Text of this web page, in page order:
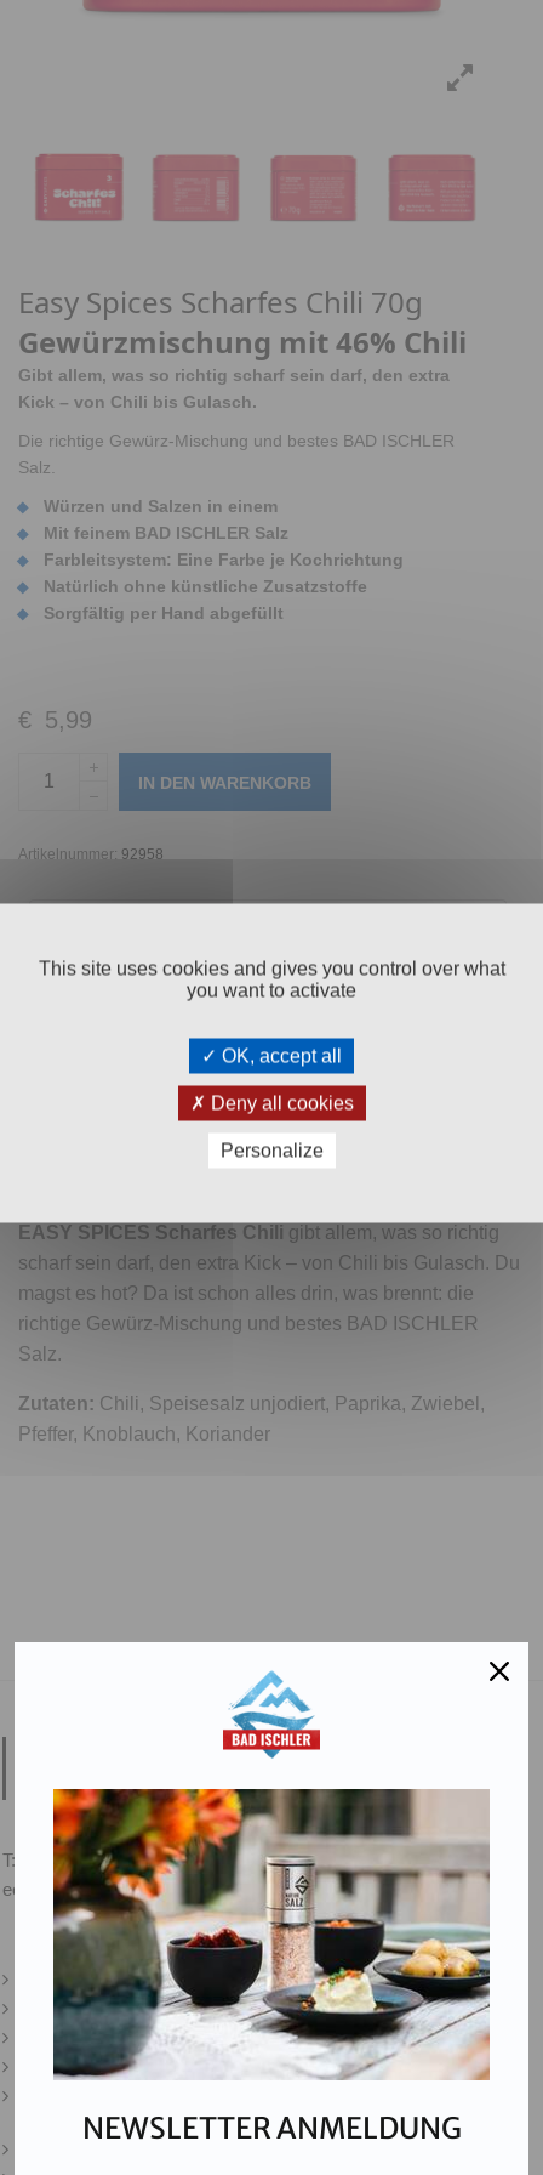
Easy Spices Scharfes Chili 70g
Gewürzmischung mit 46% Chili
Gibt allem, was so richtig scharf sein darf, den extra
Kick – von Chili bis Gulasch.
Die richtige Gewürz-Mischung und bestes BAD ISCHLER
Salz.
Würzen und Salzen in einem
Mit feinem BAD ISCHLER Salz
Farbleitsystem: Eine Farbe je Kochrichtung
Natürlich ohne künstliche Zusatzstoffe
Sorgfältig per Hand abgefüllt
€ 5,99
IN DEN WARENKORB
Artikelnummer: 92958
Zutaten
Zusätzliche Informationen
Versand & Zahlung
EASY SPICES Scharfes Chili gibt allem, was so richtig
scharf sein darf, den extra Kick – von Chili bis Gulasch. Du
magst es hot? Da ist schon alles drin, was brennt: die
richtige Gewürz-Mischung und bestes BAD ISCHLER
Salz.
Zutaten: Chili, Speisesalz unjodiert, Paprika, Zwiebel,
Pfeffer, Knoblauch, Koriander
Salinen Austria Aktiengesellschaft
4802 Ebensee am Traunsee,AUSTRIA
T:
+43 676 87812208
ecommerce@salinen.com
Kontakt
Downloads
Presse
Partner & Friends
NEWSLETTER ANMELDUNG
This site uses cookies and gives you control over what
you want to activate
OK, accept all
Deny all cookies
Personalize